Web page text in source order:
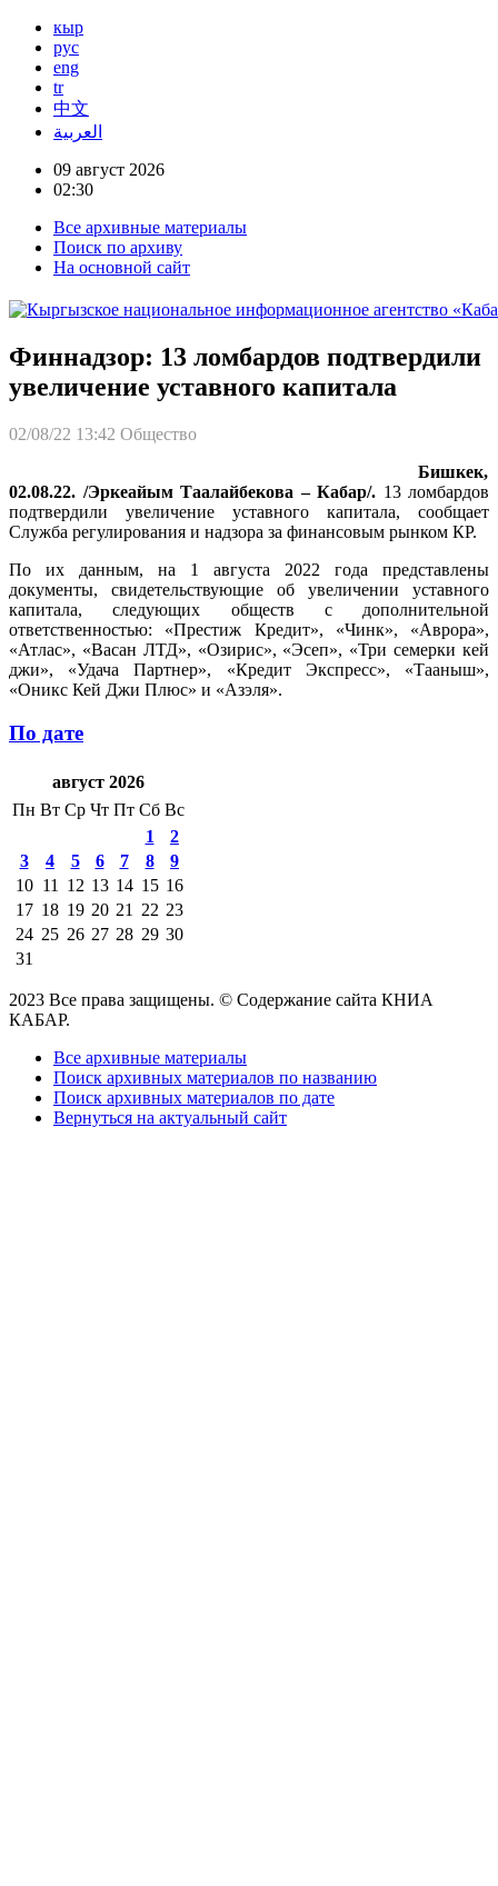
кыр
рус
eng
tr
中文
العربية
09 август 2026
02:30
Все архивные материалы
Поиск по архиву
На основной сайт
Финнадзор: 13 ломбардов подтвердили
увеличение уставного капитала
02/08/22 13:42 Общество
Бишкек,
02.08.22. /Эркеайым Таалайбекова – Кабар/. 13 ломбардов
подтвердили увеличение уставного капитала, сообщает
Служба регулирования и надзора за финансовым рынком КР.
По их данным, на 1 августа 2022 года представлены
документы, свидетельствующие об увеличении уставного
капитала, следующих обществ с дополнительной
ответственностью: «Престиж Кредит», «Чинк», «Аврора»,
«Атлас», «Васан ЛТД», «Озирис», «Эсеп», «Три семерки кей
джи», «Удача Партнер», «Кредит Экспресс», «Тааныш»,
«Оникс Кей Джи Плюс» и «Азэля».
По дате
август 2026
Пн Вт Ср Чт Пт Сб Вс
1
2
3
4 5 6 7 8
9
10 11 12 13 14 15 16
17 18 19 20 21 22 23
24 25 26 27 28 29 30
31
2023 Все права защищены. © Содержание сайта КНИА
КАБАР.
Все архивные материалы
Поиск архивных материалов по названию
Поиск архивных материалов по дате
Вернуться на актуальный сайт